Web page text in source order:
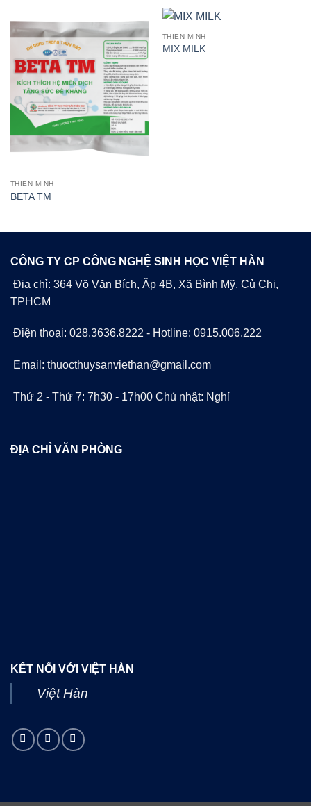
THIÊN MINH
BETA TM
THIÊN MINH
MIX MILK
CÔNG TY CP CÔNG NGHỆ SINH HỌC VIỆT HÀN
Địa chỉ: 364 Võ Văn Bích, Ấp 4B, Xã Bình Mỹ, Củ Chi,
TPHCM
Điện thoại: 028.3636.8222 - Hotline: 0915.006.222
Email: thuocthuysanviethan@gmail.com
Thứ 2 - Thứ 7: 7h30 - 17h00 Chủ nhật: Nghỉ
ĐỊA CHỈ VĂN PHÒNG
KẾT NỐI VỚI VIỆT HÀN
Việt Hàn